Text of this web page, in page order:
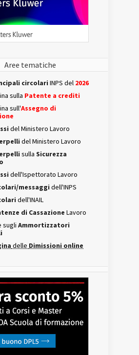
Aree tematiche
circolari INPS del 2026
sulla Patente a crediti
sull'Assegno di
del Ministero Lavoro
del Ministero Lavoro
sulla Sicurezza
dell'Ispettorato Lavoro
messaggi dell'INPS
dell'INAIL
di Cassazione Lavoro
sugli Ammortizzatori
delle Dimissioni online